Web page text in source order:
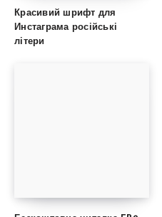
Красивий шрифт для
Инстаграма російські
літери